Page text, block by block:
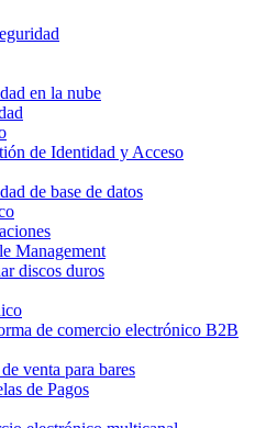
en la nube
de Identidad y Acceso
de base de datos
Management
discos duros
de comercio electrónico B2B
venta para bares
de Pagos